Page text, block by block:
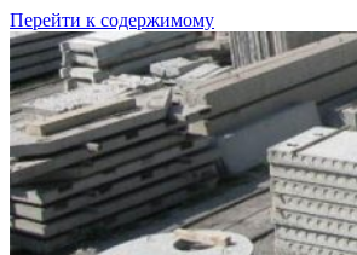
Перейти к содержимому